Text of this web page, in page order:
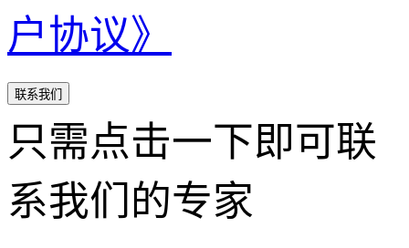
户协议》
联系我们
只需点击一下即可联
系我们的专家